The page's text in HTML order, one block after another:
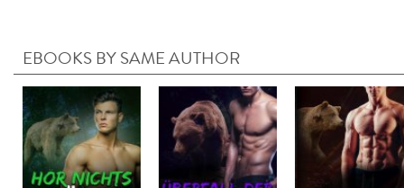
EBOOKS BY SAME AUTHOR